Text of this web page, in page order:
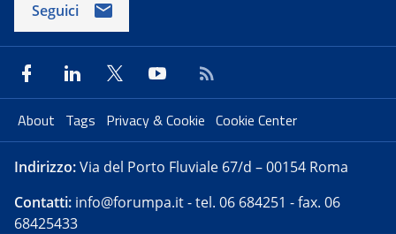
Seguici
About Tags Privacy & Cookie Cookie Center
Indirizzo:Via del Porto Fluviale 67/d – 00154 Roma
Contatti: info@forumpa.it- tel. 06 684251 - fax. 06
68425433